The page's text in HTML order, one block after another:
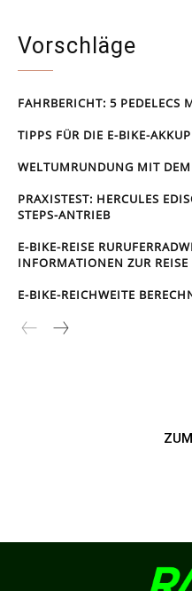
Vorschläge
FAHRBERICHT: 5 PEDELECS
TIPPS FÜR DIE E-BIKE-
WELTUMRUNDUNG MIT
PRAXISTEST: HERCULES
STEPS-ANTRIEB
E-BIKE-REISE
INFORMATIONEN ZUR REISE
E-BIKE-REICHWEITE